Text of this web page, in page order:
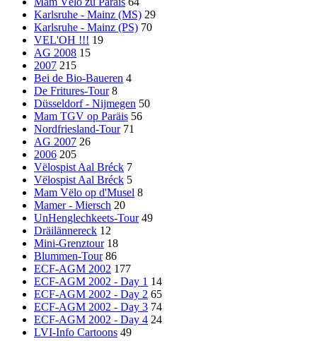
Karlsruhe - Mainz (MS) 29
Karlsruhe - Mainz (PS) 70
VEL'OH !!! 19
AG 2008 15
2007 215
Bei de Bio-Baueren 4
De Fritures-Tour 8
Düsseldorf - Nijmegen 50
Mam TGV op Paräis 56
Nordfriesland-Tour 71
AG 2007 26
2006 205
Vëlospist Aal Bréck 7
Vëlospist Aal Bréck 5
Mam Vëlo op d'Musel 8
Mamer - Miersch 20
UnHenglechkeets-Tour 49
Dräilännereck 12
Mini-Grenztour 18
Blummen-Tour 86
ECF-AGM 2002 177
ECF-AGM 2002 - Day 1 14
ECF-AGM 2002 - Day 2 65
ECF-AGM 2002 - Day 3 74
ECF-AGM 2002 - Day 4 24
LVI-Info Cartoons 49